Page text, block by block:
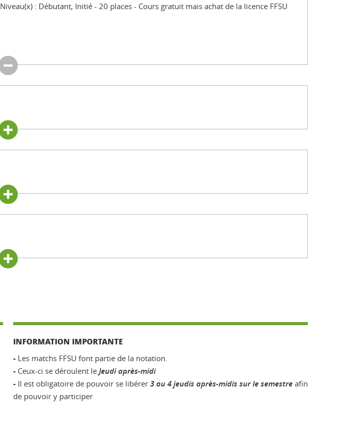
Niveau(x) : Débutant, Initié 20 places
Cours gratuit mais achat de la licence FFSU
INFORMATION IMPORTANTE
- Les matchs FFSU font partie de la notation.
- Ceux-ci se déroulent le Jeudi après-midi
- Il est obligatoire de pouvoir se libérer 3 ou 4 jeudis après-midis sur le semestre afin
de pouvoir y participer